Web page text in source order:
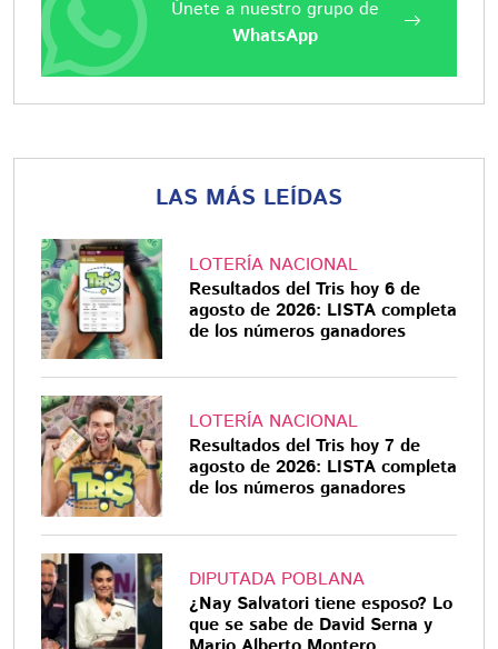
Únete a nuestro grupo de
WhatsApp
LAS MÁS LEÍDAS
LOTERÍA NACIONAL
Resultados del Tris hoy 6 de
agosto de 2026: LISTA completa
de los números ganadores
LOTERÍA NACIONAL
Resultados del Tris hoy 7 de
agosto de 2026: LISTA completa
de los números ganadores
DIPUTADA POBLANA
¿Nay Salvatori tiene esposo? Lo
que se sabe de David Serna y